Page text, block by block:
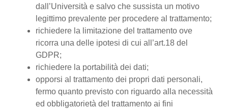
dall’Università e salvo che sussista un motivo
legittimo prevalente per procedere al trattamento;
richiedere la limitazione del trattamento ove
ricorra una delle ipotesi di cui all’art.18 del
GDPR;
richiedere la portabilità dei dati;
opporsi al trattamento dei propri dati personali,
fermo quanto previsto con riguardo alla necessità
ed obbligatorietà del trattamento ai fini